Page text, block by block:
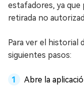
estafadores, ya
retirada no
Para ver el historial
siguientes pasos:
Abre la